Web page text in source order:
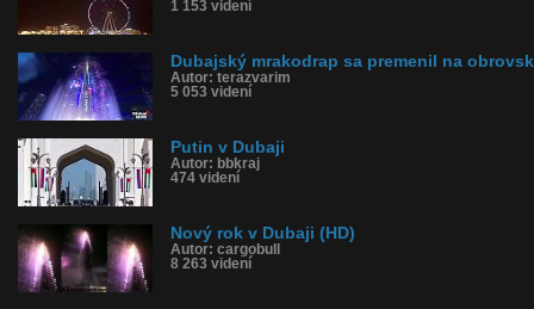
1 153 videní
Dubajský mrakodrap sa premenil na
Autor: terazvarim
5 053 videní
Putin v Dubaji
Autor: bbkraj
474 videní
Nový rok v Dubaji (HD)
Autor: cargobull
8 263 videní